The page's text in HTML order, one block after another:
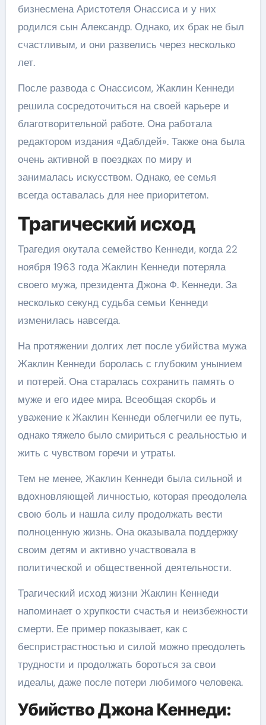
бизнесмена Аристотеля Онассиса и у них
родился сын Александр. Однако, их брак не был
счастливым, и они развелись через несколько
лет.
После развода с Онассисом, Жаклин Кеннеди
решила сосредоточиться на своей карьере и
благотворительной работе. Она работала
редактором издания «Даблдей». Также она была
очень активной в поездках по миру и
занималась искусством. Однако, ее семья
всегда оставалась для нее приоритетом.
Трагический исход
Трагедия окутала семейство Кеннеди, когда 22
ноября 1963 года Жаклин Кеннеди потеряла
своего мужа, президента Джона Ф. Кеннеди. За
несколько секунд судьба семьи Кеннеди
изменилась навсегда.
На протяжении долгих лет после убийства мужа
Жаклин Кеннеди боролась с глубоким унынием
и потерей. Она старалась сохранить память о
муже и его идее мира. Всеобщая скорбь и
уважение к Жаклин Кеннеди облегчили ее путь,
однако тяжело было смириться с реальностью и
жить с чувством горечи и утраты.
Тем не менее, Жаклин Кеннеди была сильной и
вдохновляющей личностью, которая преодолела
свою боль и нашла силу продолжать вести
полноценную жизнь. Она оказывала поддержку
своим детям и активно участвовала в
политической и общественной деятельности.
Трагический исход жизни Жаклин Кеннеди
напоминает о хрупкости счастья и неизбежности
смерти. Ее пример показывает, как с
беспристрастностью и силой можно преодолеть
трудности и продолжать бороться за свои
идеалы, даже после потери любимого человека.
Убийство Джона Кеннеди: